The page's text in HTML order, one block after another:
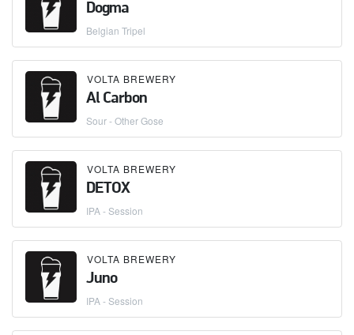
Dogma
Belgian Tripel
VOLTA BREWERY
Al Carbon
Sour - Other Gose
VOLTA BREWERY
DETOX
IPA - Session
VOLTA BREWERY
Juno
IPA - Session